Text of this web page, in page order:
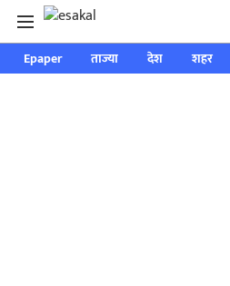
Epaper ताज्या देश शहर